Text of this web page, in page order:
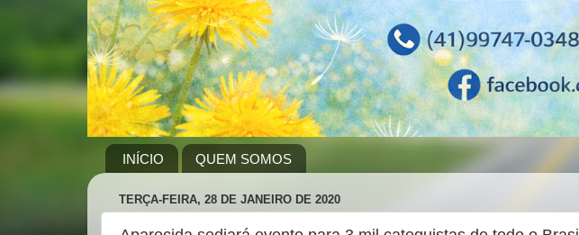
INÍCIO QUEM SOMOS
TERÇA-FEIRA, 28 DE JANEIRO DE 2020